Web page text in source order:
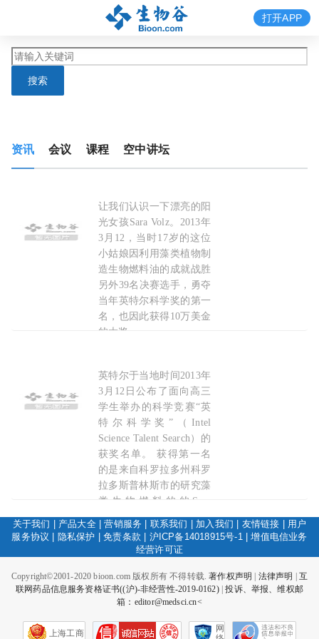
搜索
打开APP
资讯 会议 课程 空中讲坛
因藻类造油勇夺英特尔科学
让我们认识一下漂亮的阳
光女孩Sara Volz。2013年
3月12，当时17岁的这位
小姑娘因利用藻类植物制
造生物燃料油的成就战胜
另外39名决赛选手，勇夺
当年英特尔科学奖的第一
名，也因此获得10万美金
的大奖。
2016-04-22
英特尔高中科学竞赛桂冠授予藻类生物燃料研究
英特尔于当地时间2013年
3月12日公布了面向高三
学生举办的科学竞赛“英
特尔科学奖”（Intel
Science Talent Search）的
获奖名单。 获得第一名
的是来自科罗拉多州科罗
拉多斯普林斯市的研究藻
类生物燃料的的Sara
Volz，她由此获得了英特
尔财团提供的10万美元奖
金。 藻类能产生可作为
油的提取成本高。
关于我们 产品大全|营销服务 联系我们 加入我们 友情链接
用户
服务协议
隐私保护 |免责条款 沪ICP备14018915号-1|增值电信业务
经营许可证
Copyright©2001-2020 bioon.com 版权所有 不得转载.著作权声明 法律声明
互
联网药品信息服务资格证书((沪)-非经营性-2019-0162)|投诉、举报、维权邮
箱：editor@medsci.cn<
上海工商
网